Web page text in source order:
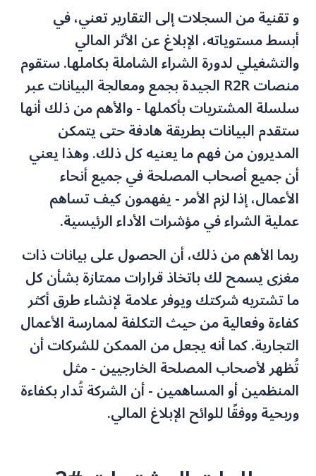
و تقنية من السجلات إلى التقارير تعني، في
أبسط مستوياته، الإبلاغ عن الأثر المالي
والتشغيلي لدورة الشراء الشاملة بكاملها. ستقوم
منصات R2R الجيدة بجمع ومعالجة البيانات عبر
سلسلة المشتريات بأكملها - والأهم من ذلك أنها
ستقدم البيانات بطريقة هادفة حتى يتمكن
المديرون من فهم ما يعنيه كل ذلك. وهذا يعني
أن جميع أصحاب المصلحة في جميع أنحاء
الأعمال، إذا لزم الأمر - يفهمون كيف تساهم
عملية الشراء في مؤشرات الأداء الرئيسية.
ربما الأهم من ذلك، أن الحصول على بيانات ذات
مغزى يسمح لك باتخاذ قرارات ممتازة بشأن كل
ما تشتريه شركتك ويوفر علامة لإنشاء طرق أكثر
كفاءة وفعالية من حيث التكلفة لممارسة الأعمال
التجارية. كما أنه يجعل من الممكن للشركات أن
تُظهر لأصحاب المصلحة الخارجيين - مثل
المنظمين أو المساهمين - أن الشركة تُدار بكفاءة
وربحية ووفقًا للوائح الإبلاغ المالي.